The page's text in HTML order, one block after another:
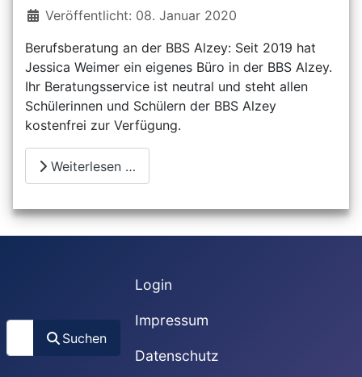
Details
Veröffentlicht: 08. Januar 2020
Berufsberatung an der BBS Alzey: Seit 2019 hat
Jessica Weimer ein eigenes Büro in der BBS Alzey.
Ihr Beratungsservice ist neutral und steht allen
Schülerinnen und Schülern der BBS Alzey
kostenfrei zur Verfügung.
Weiterlesen …
Suchen
Suchen
Login
Impressum
Datenschutz